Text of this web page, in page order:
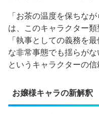
「お茶の温度を保ちな
は、このキャラクター類
「執事としての義務を
な非常事態でも揺らが
というキャラクターの信
お嬢様キャラの新解釈